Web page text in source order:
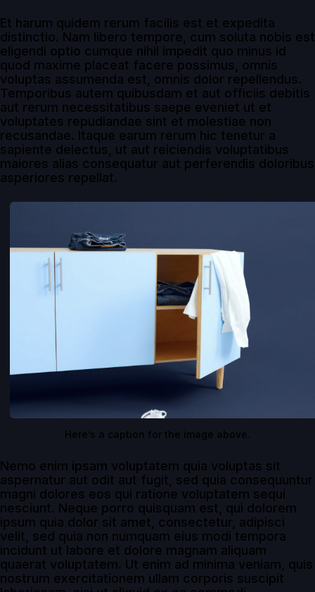
Et harum quidem rerum facilis est et expedita
distinctio. Nam libero tempore, cum soluta nobis est
eligendi optio cumque nihil impedit quo minus id
quod maxime placeat facere possimus, omnis
voluptas assumenda est, omnis dolor repellendus.
Temporibus autem quibusdam et aut officiis debitis
aut rerum necessitatibus saepe eveniet ut et
voluptates repudiandae sint et molestiae non
recusandae. Itaque earum rerum hic tenetur a
sapiente delectus, ut aut reiciendis voluptatibus
maiores alias consequatur aut perferendis doloribus
asperiores repellat.
Here’s a caption for the image above.
Nemo enim ipsam voluptatem quia voluptas sit
aspernatur aut odit aut fugit, sed quia consequuntur
magni dolores eos qui ratione voluptatem sequi
nesciunt. Neque porro quisquam est, qui dolorem
ipsum quia dolor sit amet, consectetur, adipisci
velit, sed quia non numquam eius modi tempora
incidunt ut labore et dolore magnam aliquam
quaerat voluptatem. Ut enim ad minima veniam, quis
nostrum exercitationem ullam corporis suscipit